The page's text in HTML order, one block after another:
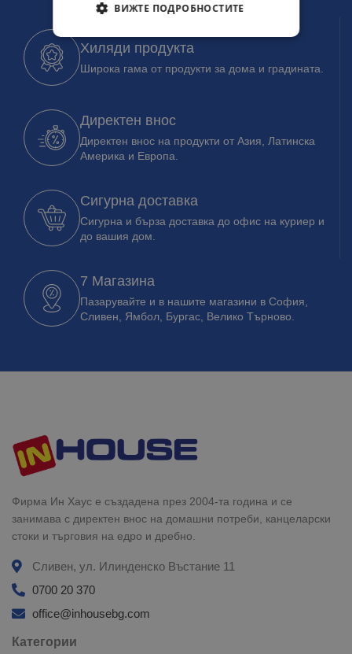
Хиляди продукта
Широка гама от продукти за дома и градината.
Директен внос
Директен внос на продукти от Азия, Латинска
Америка и Европа.
Сигурна доставка
Сигурна и бърза доставка до офис на куриер и
до вашия дом.
7 Магазина
Пазарувайте и в нашите магазини в София,
Сливен, Ямбол, Бургас, Велико Търново.
Фирма Ин Хаус е създадена през 2004-та година и се
занимава с директен внос на домашни потреби, канцеларски
стоки и търговия на едро и дребно.
Сливен, ул. Илинденско Въстание 11
0700 20 370
office@inhousebg.com
Категории
ВИЖТЕ ПОДРОБНОСТИТЕ